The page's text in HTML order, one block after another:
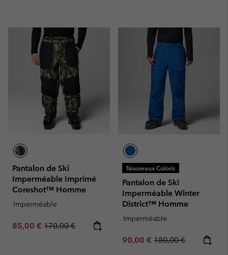
Pantalon de Ski
Imperméable Imprimé
Coreshot™ Homme
Imperméable
Sale price:
85,00 € Regular price:
170,00 €
Nouveaux Coloris
Pantalon de Ski
Imperméable Winter
District™ Homme
Imperméable
Sale price:
90,00 € Regular price:
180,00 €